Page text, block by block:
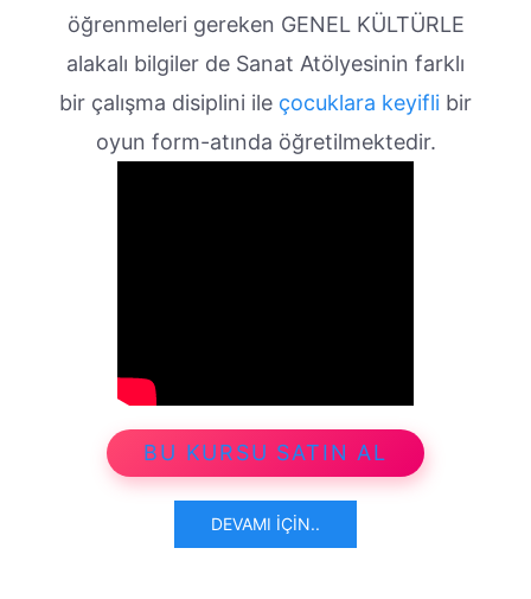
öğrenmeleri gereken GENEL KÜLTÜRLE
alakalı bilgiler de Sanat Atölyesinin farklı
bir çalışma disiplini ile çocuklara keyifli bir
oyun form-atında öğretilmektedir.
BU KURSU SATIN AL
DEVAMI İÇIN..